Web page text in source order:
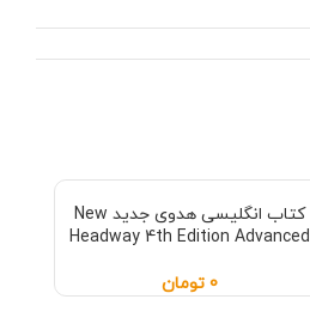
کتاب انگلیسی هدوی جدید New
Headway 4th Edition Advanced
0 تومان